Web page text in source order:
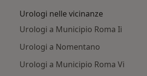
Urologi nelle vicinanze
Urologi a Municipio Roma Ii
Urologi a Nomentano
Urologi a Municipio Roma Vi